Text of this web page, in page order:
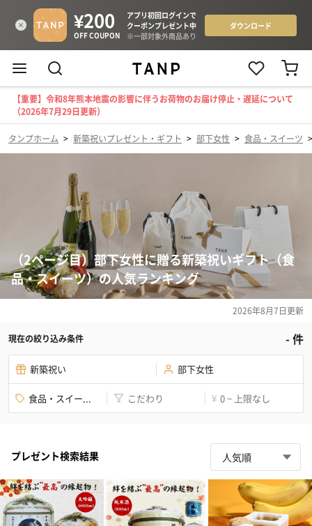
【重要】令和8年熊本地震の影響に伴うお荷物のお届け停止・遅延について
（2026年7月29日更新）
タンプホーム > 新築祝いプレゼント・ギフト > 部下女性 > 食品・スイーツ
（2ページ目）部下女性に贈る新築祝いギフト（食
品・スイーツ）の人気ランキング
2026年8月7日更新
現在の絞り込み条件 -件
新築祝い 部下女性
食品・スイー... こだわり ¥ 0 ~ 上限なし
プレゼント検索結果